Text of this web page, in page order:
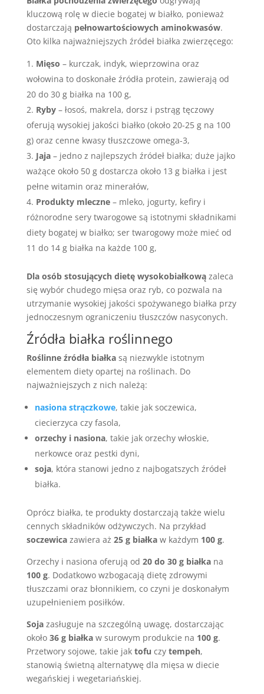
kluczową rolę w diecie bogatej w białko, ponieważ
dostarczają pełnowartościowych aminokwasów.
Oto kilka najważniejszych źródeł białka zwierzęcego:
Mięso – kurczak, indyk, wieprzowina oraz
wołowina to doskonałe źródła protein, zawierają od
20 do 30 g białka na 100 g,
Ryby– łosoś, makrela, dorsz i pstrąg tęczowy
oferują wysokiej jakości białko (około 20-25 g na 100
g) oraz cenne kwasy tłuszczowe omega-3,
Jaja– jedno z najlepszych źródeł białka; duże jajko
ważące około 50 g dostarcza około 13 g białka i jest
pełne witamin oraz minerałów,
Produkty mleczne– mleko, jogurty, kefiry i
różnorodne sery twarogowe są istotnymi składnikami
diety bogatej w białko; ser twarogowy może mieć od
11 do 14 g białka na każde 100 g,
Dla osób stosujących dietę wysokobiałkowązaleca
się wybór chudego mięsa oraz ryb, co pozwala na
utrzymanie wysokiej jakości spożywanego białka przy
jednoczesnym ograniczeniu tłuszczów nasyconych.
Źródła białka roślinnego
Roślinne źródła białkasą niezwykle istotnym
elementem diety opartej na roślinach. Do
najważniejszych z nich należą:
nasiona strączkowe, takie jak soczewica,
ciecierzyca czy fasola,
orzechy i nasiona, takie jak orzechy włoskie,
nerkowce oraz pestki dyni,
soja, która stanowi jedno z najbogatszych źródeł
białka.
Oprócz białka, te produkty dostarczają także wielu
cennych składników odżywczych. Na przykład
soczewicazawiera aż 25 g białkaw każdym 100 g.
Orzechy i nasiona oferują od 20 do 30 g białkana
100 g. Dodatkowo wzbogacają dietę zdrowymi
tłuszczami oraz błonnikiem, co czyni je doskonałym
uzupełnieniem posiłków.
Sojazasługuje na szczególną uwagę, dostarczając
około 36 g białkaw surowym produkcie na 100 g.
Przetwory sojowe, takie jak tofu czy tempeh,
stanowią świetną alternatywę dla mięsa w diecie
wegańskiej i wegetariańskiej.